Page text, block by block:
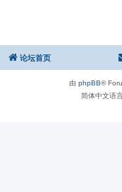
论坛首页
由 phpBB®
简体中文语